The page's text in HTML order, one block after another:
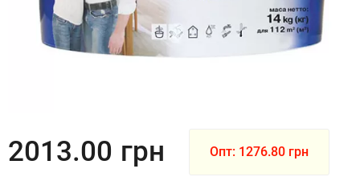
2013.00 грн Опт: 1276.80 грн